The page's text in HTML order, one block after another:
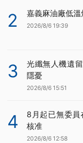
2 嘉義麻油廠低
2026/8/6 19:39
3
光纖無人機遺
隱憂
2026/8/6 15:51
4
8月起已無委
核准
2026/8/6 12:58